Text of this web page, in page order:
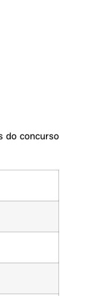
do concurso